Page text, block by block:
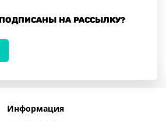
на рассылку?
Информация